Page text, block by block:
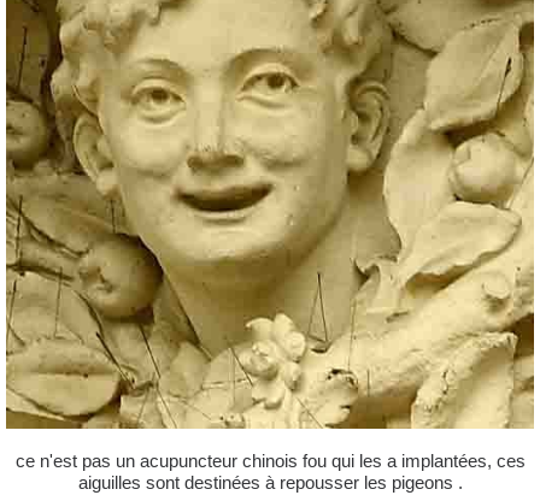
ce n'est pas un acupuncteur chinois fou qui les a implantées, ces
aiguilles sont destinées à repousser les pigeons .